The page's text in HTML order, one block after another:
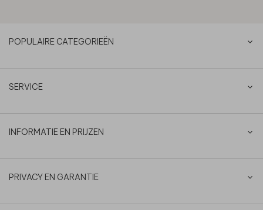
POPULAIRE CATEGORIEËN
SERVICE
INFORMATIE EN PRIJZEN
PRIVACY EN GARANTIE